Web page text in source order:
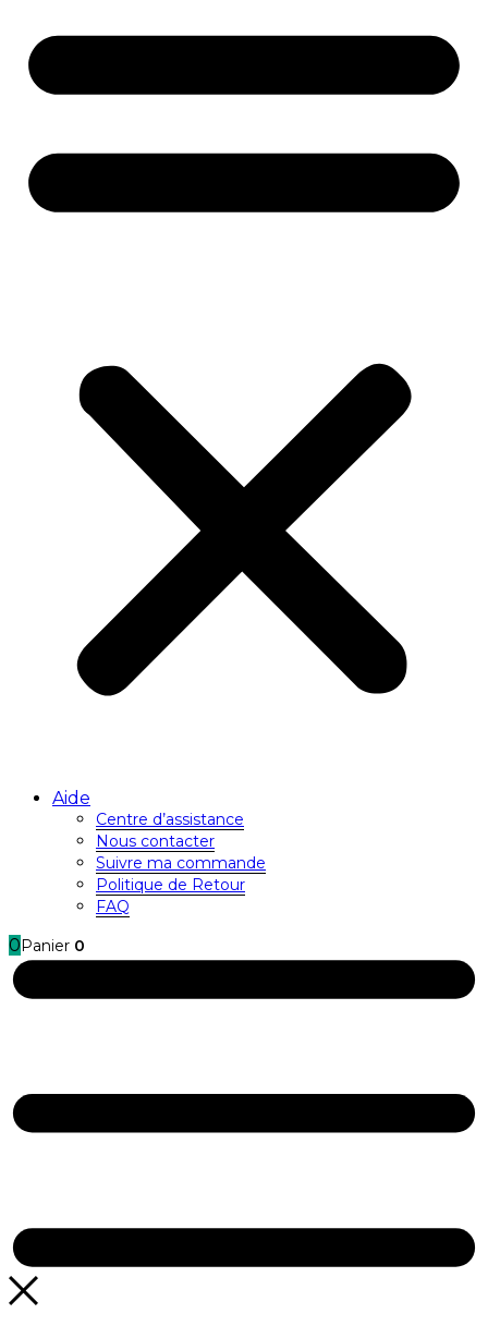
Aide
Centre d’assistance
Nous contacter
Suivre ma commande
Politique de Retour
FAQ
0 Panier 0